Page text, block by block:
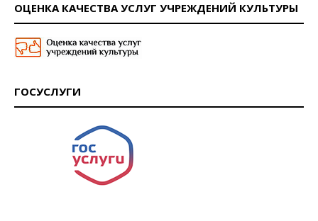
ОЦЕНКА КАЧЕСТВА УСЛУГ УЧРЕЖДЕНИЙ КУЛЬТУРЫ
ГОСУСЛУГИ